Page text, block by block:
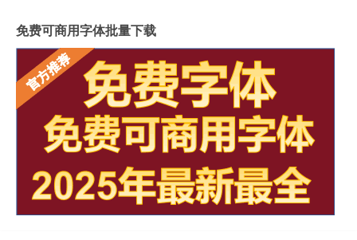
免费可商用字体批量下载